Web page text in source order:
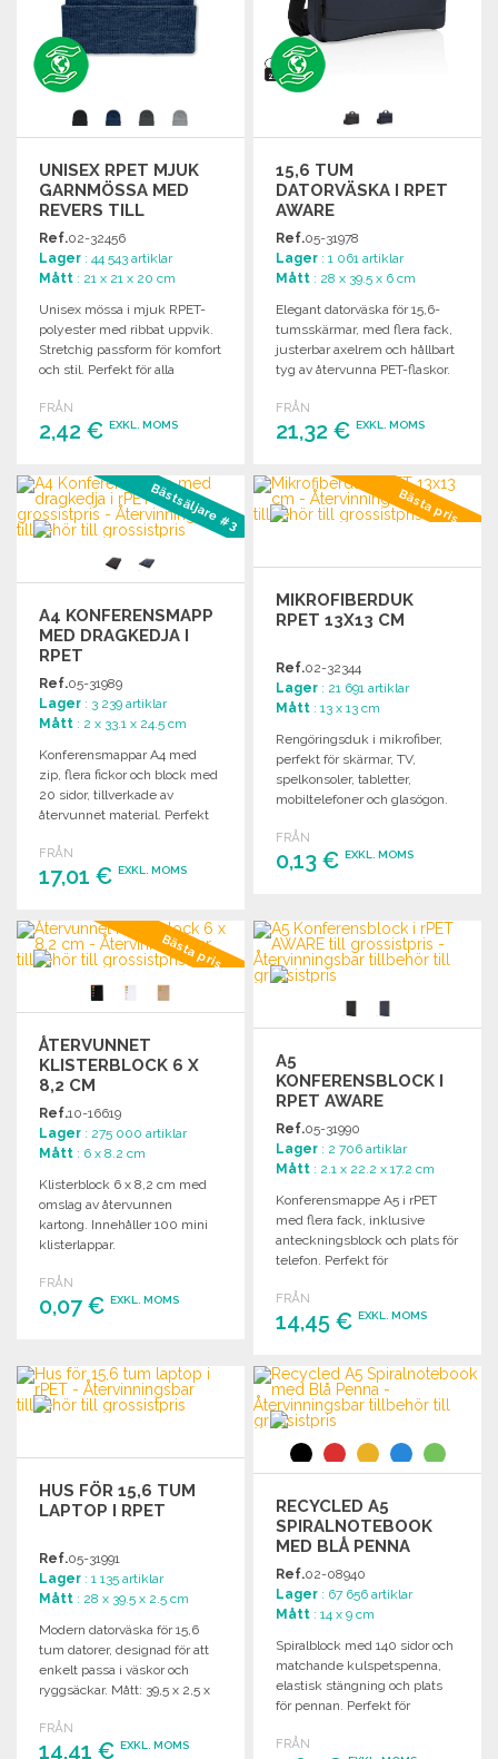
UNISEX RPET MJUK
GARNMÖSSA MED
REVERS TILL
GROSSISTPRIS
Ref.02-32456
Lager : 44 543 artiklar
Mått : 21 x 21 x 20 cm
Unisex mössa i mjuk RPET-
polyester med ribbat uppvik.
Stretchig passform för komfort
och stil. Perfekt för alla
FRÅN
2,42 € EXKL. MOMS
BESTÄLL
Begär offert
15,6 TUM
DATORVÄSKA I RPET
AWARE
Ref.05-31978
Lager : 1 061 artiklar
Mått : 28 x 39.5 x 6 cm
Elegant datorväska för 15,6-
tumsskärmar, med flera fack,
justerbar axelrem och hållbart
tyg av återvunna PET-flaskor.
FRÅN
21,32 €EXKL. MOMS
BESTÄLL
Begär offert
Bästsäljare #3
A4 KONFERENSMAPP
MED DRAGKEDJA I
RPET
Ref.05-31989
Lager : 3 239 artiklar
Mått : 2 x 33.1 x 24.5 cm
Konferensmappar A4 med
zip, flera fickor och block med
20 sidor, tillverkade av
återvunnet material. Perfekt
FRÅN
17,01 € EXKL. MOMS
BESTÄLL
Begär offert
Bästa pris
MIKROFIBERDUK
RPET 13X13 CM
Ref.02-32344
Lager : 21 691 artiklar
Mått : 13 x 13 cm
Rengöringsduk i mikrofiber,
perfekt för skärmar, TV,
spelkonsoler, tabletter,
mobiltelefoner och glasögon.
FRÅN
0,13 €EXKL. MOMS
Begär offert
Bästa pris
ÅTERVUNNET
KLISTERBLOCK 6 X
8,2 CM
Ref.10-16619
Lager : 275 000 artiklar
Mått : 6 x 8.2 cm
Klisterblock 6 x 8,2 cm med
omslag av återvunnen
kartong. Innehåller 100 mini
klisterlappar.
FRÅN
0,07 € EXKL. MOMS
Begär offert
A5
KONFERENSBLOCK I
RPET AWARE
Ref.05-31990
Lager : 2 706 artiklar
Mått : 2.1 x 22.2 x 17.2 cm
Konferensmappe A5 i rPET
med flera fack, inklusive
anteckningsblock och plats för
telefon. Perfekt för
FRÅN
14,45 €EXKL. MOMS
BESTÄLL
Begär offert
HUS FÖR 15,6 TUM
LAPTOP I RPET
Ref.05-31991
Lager : 1 135 artiklar
Mått : 28 x 39.5 x 2.5 cm
Modern datorväska för 15,6
tum datorer, designad för att
enkelt passa i väskor och
ryggsäckar. Mått: 39,5 x 2,5 x
FRÅN
14,41 € EXKL. MOMS
RECYCLED A5
SPIRALNOTEBOOK
MED BLÅ PENNA
Ref.02-08940
Lager : 67 656 artiklar
Mått : 14 x 9 cm
Spiralblock med 140 sidor och
matchande kulspetspenna,
elastisk stängning och plats
för pennan. Perfekt för
FRÅN